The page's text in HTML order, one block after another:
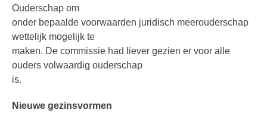
Ouderschap om
onder bepaalde voorwaarden juridisch meerouderschap
wettelijk mogelijk te
maken. De commissie had liever gezien er voor alle
ouders volwaardig ouderschap
is.
Nieuwe gezinsvormen